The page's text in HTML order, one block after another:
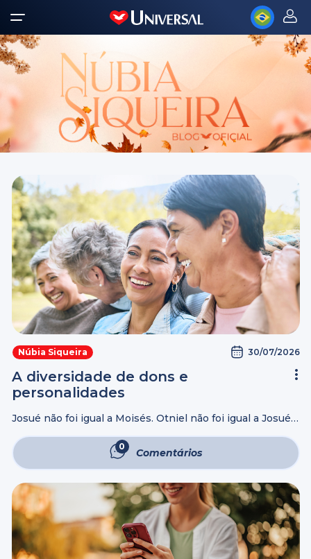
Núbia Siqueira 30/07/2026
A diversidade de dons e
personalidades
Josué não foi igual a Moisés. Otniel não foi igual a Josué.
Timóteo não foi igual a Paulo. ...
0 Comentários